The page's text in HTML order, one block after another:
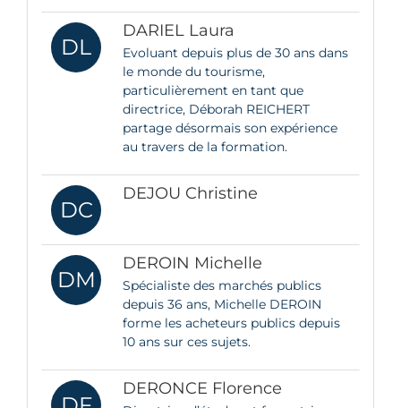
DL
DARIEL Laura
Evoluant depuis plus de 30 ans dans
le monde du tourisme,
particulièrement en tant que
directrice, Déborah REICHERT
partage désormais son expérience
au travers de la formation.
DC
DEJOU Christine
DM
DEROIN Michelle
Spécialiste des marchés publics
depuis 36 ans, Michelle DEROIN
forme les acheteurs publics depuis
10 ans sur ces sujets.
DERONCE Florence